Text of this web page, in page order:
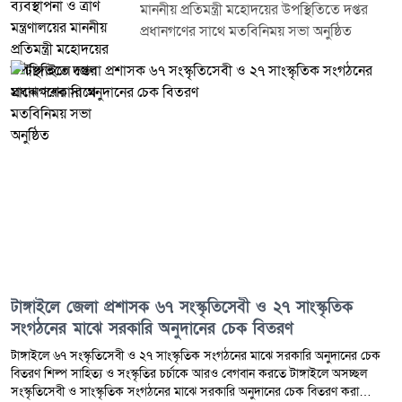
আইনের আওতায় আনার দাবি জানান। পুলিশ জানিয়েছে, প্রাথমিক তদন্তে প্রতারণার
অভিযোগের সত্যতা যাচাই করা হচ্ছে। এ ঘটনায় দায়ের হওয়া মামলার তদন্ত চলছে
এবং আত্মসাৎ হওয়া অর্থের বিষয়ে বিস্তারিত অনুসন্ধান করা হচ্ছে। তদন্তে অন্য কোনো
ব্যক্তি জড়িত থাকলে তাদের বিরুদ্ধেও প্রয়োজনীয় আইনগত ব্যবস্থা নেওয়া হবে। এ
ঘটনায় এলাকায় ব্যাপক চাঞ্চল্যের সৃষ্টি হয়েছে। একজন জনপ্রতিনিধির বিরুদ্ধে এমন
গুরুতর প্রতারণার অভিযোগে স্থানীয়দের মধ্যে ক্ষোভ ও উদ্বেগ বিরাজ করছে। অনেকেই
দোষীদের দৃষ্টান্তমূলক শাস্তি নিশ্চিত করার পাশাপাশি ক্ষতিগ্রস্ত গ্রাহকদের অর্থ ফেরত
দেওয়ার দাবি জানিয়েছেন।
মাননীয় প্রতিমন্ত্রী মহোদয়ের উপস্থিতিতে দপ্তর
প্রধানগণের সাথে মতবিনিময় সভা অনুষ্ঠিত
টাঙ্গাইলে জেলা প্রশাসক ৬৭ সংস্কৃতিসেবী ও ২৭ সাংস্কৃতিক
সংগঠনের মাঝে সরকারি অনুদানের চেক বিতরণ
টাঙ্গাইলে ৬৭ সংস্কৃতিসেবী ও ২৭ সাংস্কৃতিক সংগঠনের মাঝে সরকারি অনুদানের চেক
বিতরণ শিল্প সাহিত্য ও সংস্কৃতির চর্চাকে আরও বেগবান করতে টাঙ্গাইলে অসচ্ছল
সংস্কৃতিসেবী ও সাংস্কৃতিক সংগঠনের মাঝে সরকারি অনুদানের চেক বিতরণ করা